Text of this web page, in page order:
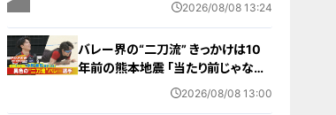
2026/08/08 13:24
バレー界の“二刀流” きっかけは10
年前の熊本地震 ｢当たり前じゃなか
った｣ オフシーズンゼロの過酷スケ
2026/08/08 13:00